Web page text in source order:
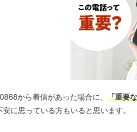
から着信があった場合に、 「重要
安に思っている方もいると思います。